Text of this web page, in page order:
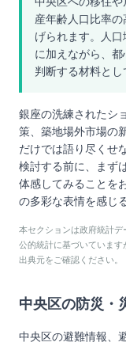
産年齢人口比率
げられます。人
に加えながら、
判断する材料とし
銀座の洗練されたシ
策、築地場外市場の
だけでは語り尽くせ
検討する前に、まず
体感してみることを
の多彩な表情を感じ
本セクションは政府統計
公的統計に基づいていま
出典元をご確認ください。
中央区の防災・
中央区の避難情報、